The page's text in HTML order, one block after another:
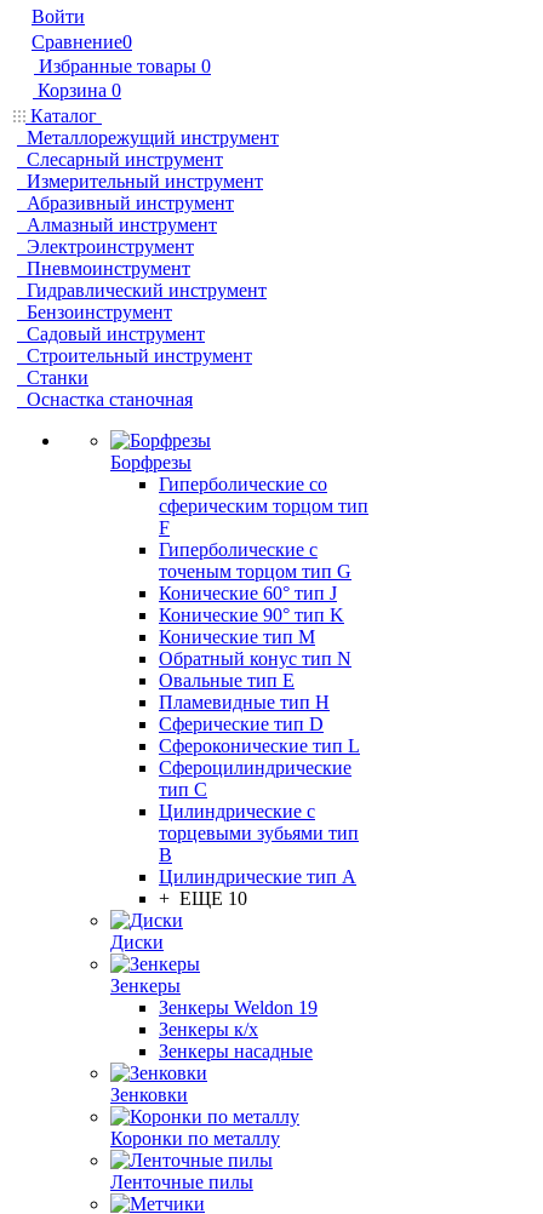
Войти
Сравнение0
Избранные товары 0
Корзина 0
Каталог
Металлорежущий инструмент
Слесарный инструмент
Измерительный инструмент
Абразивный инструмент
Алмазный инструмент
Электроинструмент
Пневмоинструмент
Гидравлический инструмент
Бензоинструмент
Садовый инструмент
Строительный инструмент
Станки
Оснастка станочная
Борфрезы
Гиперболические cо
сферическим торцом тип
F
Гиперболические с
точеным торцом тип G
Конические 60° тип J
Конические 90° тип K
Конические тип M
Обратный конус тип N
Овальные тип E
Пламевидные тип H
Сферические тип D
Сфероконические тип L
Сфероцилиндрические
тип C
Цилиндрические с
торцевыми зубьями тип
B
Цилиндрические тип А
+ ЕЩЕ 10
Диски
Зенкеры
Зенкеры Weldon 19
Зенкеры к/х
Зенкеры насадные
Зенковки
Коронки по металлу
Ленточные пилы